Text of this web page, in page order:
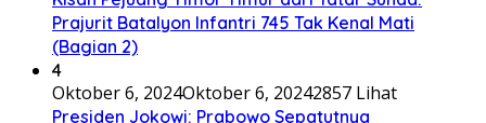
Prajurit Batalyon Infantri 745 Tak Kenal Mati
(Bagian 2)
4
Oktober 6, 2024Oktober 6, 20242857 Lihat
Presiden Jokowi: Prabowo Sepatutnya